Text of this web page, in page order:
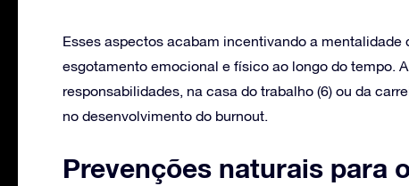
Esses aspectos acabam incentivando a
esgotamento emocional e físico ao longo do tempo.
responsabilidades, na casa do trabalho (6) ou da
no desenvolvimento do burnout.
Prevenções naturais para